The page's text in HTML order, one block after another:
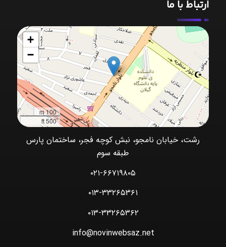
ارتباط با ما
+
−
100 m
500 ft
رشت، خیابان نامجو، نبش کوچه فجر، ساختمان پارس
طبقه سوم
۰۲۱-۶۶۷۱۹۸۰۵
۰۱۳-۳۳۲۶۵۳۶۱
۰۱۳-۳۳۲۶۵۳۶۲
info@novinwebsaz.net